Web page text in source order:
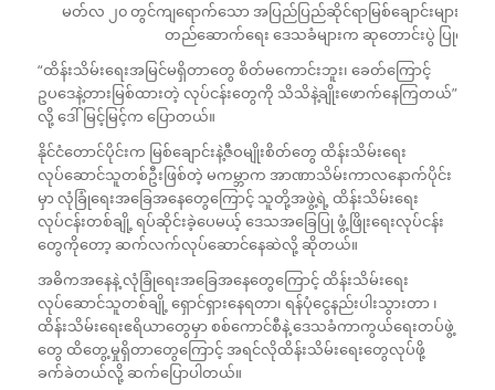
မတ်လ ၂၀ တွင်ကျရောက်သော အပြည်ပြည်ဆိုင်ရာမြစ်ချောင်းများနေ့
တည်ဆောက်ရေး ဒေသခံများက ဆုတောင်းပွဲ ပြုလုပ်စဉ်။
“ထိန်းသိမ်းရေးအမြင်မရှိတာတွေ စိတ်မကောင်းဘူး၊ ခေတ်ကြောင့်
ဥပဒေနဲ့တားမြစ်ထားတဲ့ လုပ်ငန်းတွေကို သိသိနဲ့ချိုးဖောက်နေကြတယ်”
လို့ ဒေါ်မြင့်မြင့်က ပြောတယ်။
နိုင်ငံတောင်ပိုင်းက မြစ်ချောင်းနဲ့ဇီဝမျိုးစိတ်တွေ ထိန်းသိမ်းရေး
လုပ်ဆောင်သူတစ်ဦးဖြစ်တဲ့ မကမ္ဘာက အာဏာသိမ်းကာလနောက်ပိုင်း
မှာ လုံခြုံရေးအခြေအနေတွေကြောင့် သူတို့အဖွဲ့ရဲ့ ထိန်းသိမ်းရေး
လုပ်ငန်းတစ်ချို့ ရပ်ဆိုင်းခဲ့ပေမယ့် ဒေသအခြေပြု ဖွံ့ဖြိုးရေးလုပ်ငန်း
တွေကိုတော့ ဆက်လက်လုပ်ဆောင်နေဆဲလို့ ဆိုတယ်။
အဓိကအနေနဲ့ လုံခြုံရေးအခြေအနေတွေကြောင့် ထိန်းသိမ်းရေး
လုပ်ဆောင်သူတစ်ချို့ ရှောင်ရှားနေရတာ၊ ရန်ပုံငွေနည်းပါးသွားတာ ၊
ထိန်းသိမ်းရေးဧရိယာတွေမှာ စစ်ကောင်စီနဲ့ ဒေသခံကာကွယ်ရေးတပ်ဖွဲ့
တွေ ထိတွေ့မှုရှိတာတွေကြောင့် အရင်လိုထိန်းသိမ်းရေးတွေလုပ်ဖို့
ခက်ခဲတယ်လို့ ဆက်ပြောပါတယ်။